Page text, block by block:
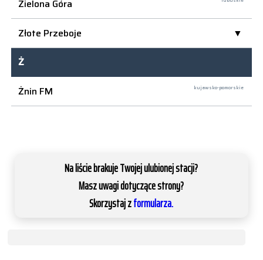
Zielona Góra
Złote Przeboje
Ż
Żnin FM
kujawsko-pomorskie
Na liście brakuje Twojej ulubionej stacji?
Masz uwagi dotyczące strony?
Skorzystaj zformularza.